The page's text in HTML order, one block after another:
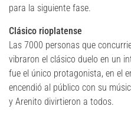
para la siguiente fase.
Clásico rioplatense
Las 7000 personas que
vibraron el clásico duelo en un
fue el único protagonista, en el
encendió al público con su
y Arenito divirtieron a todos.